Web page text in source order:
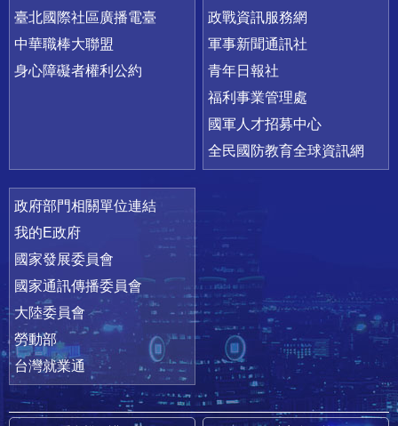
臺北國際社區廣播電臺
中華職棒大聯盟
身心障礙者權利公約
政戰資訊服務網
軍事新聞通訊社
青年日報社
福利事業管理處
國軍人才招募中心
全民國防教育全球資訊網
政府部門相關單位連結
我的E政府
國家發展委員會
國家通訊傳播委員會
大陸委員會
勞動部
台灣就業通